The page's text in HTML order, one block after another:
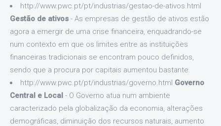
http://www.pwc.pt/pt/industrias/gestao-de-ativos.html
Gestão de ativos - As empresas de gestão de ativos estão
agora a emergir de uma crise financeira, enquadrando-se
num contexto em que os limites entre as instituições
financeiras tradicionais se encontram pouco definidos,
sendo que a procura por capitais aumentou bastante.
http://www.pwc.pt/pt/industrias/governo.html Governo
Central e Local - O Governo atua num ambiente
caracterizado pela globalização da economia, alterações
demográficas, diminuição dos recursos naturais, aumento